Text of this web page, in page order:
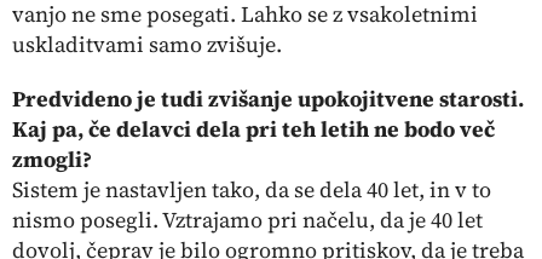
vanjo ne sme posegati. Lahko se z vsakoletnimi
uskladitvami samo zvišuje.
Predvideno je tudi zvišanje upokojitvene starosti.
Kaj pa, če delavci dela pri teh letih ne bodo več
zmogli?
Sistem je nastavljen tako, da se dela 40 let, in v to
nismo posegli. Vztrajamo pri načelu, da je 40 let
dovolj, čeprav je bilo ogromno pritiskov, da je treba